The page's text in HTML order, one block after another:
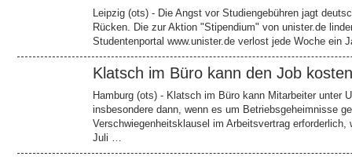
Leipzig (ots) - Die Angst vor Studiengebühren jagt
Rücken. Die zur Aktion "Stipendium" von unister.de
Studentenportal www.unister.de verlost jede Woche ein
Klatsch im Büro kann den Job kosten
Hamburg (ots) - Klatsch im Büro kann Mitarbeiter unter
insbesondere dann, wenn es um Betriebsgeheimnisse
Verschwiegenheitsklausel im Arbeitsvertrag
Juli …